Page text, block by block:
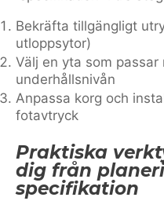
Bekräfta tillgängligt
utloppsytor)
Välj en yta som
underhållsnivån
Anpassa korg och
fotavtryck
Praktiska
dig från
specifikation